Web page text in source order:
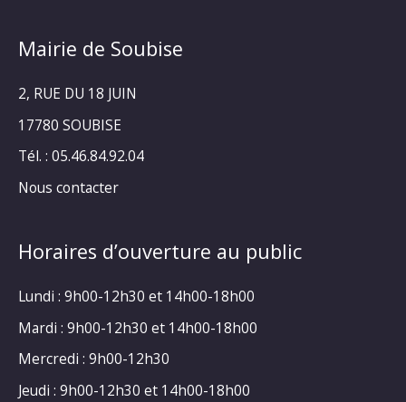
Mairie de Soubise
2, RUE DU 18 JUIN
17780 SOUBISE
Tél. : 05.46.84.92.04
Nous contacter
Horaires d’ouverture au public
Lundi : 9h00-12h30 et 14h00-18h00
Mardi : 9h00-12h30 et 14h00-18h00
Mercredi : 9h00-12h30
Jeudi : 9h00-12h30 et 14h00-18h00